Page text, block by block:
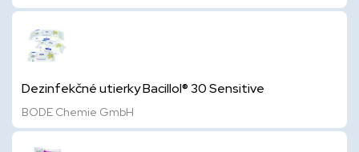
Dezinfekčné utierky Bacillol® 30 Sensitive
BODE Chemie GmbH